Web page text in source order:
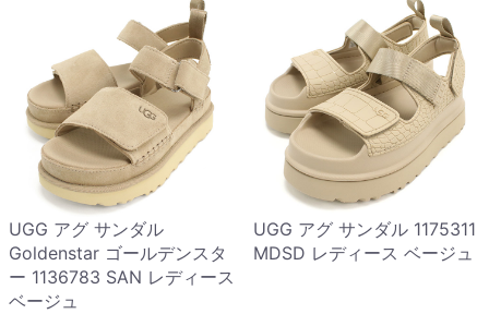
UGG アグ サンダル
Goldenstar ゴールデンスタ
ー 1136783 SAN レディース
ベージュ
UGG アグ サンダル 1175311
MDSD レディース ベージュ